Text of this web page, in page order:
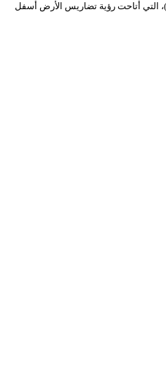
المسح بالليزر المحمولة جوًا (LiDAR)، التي أتاحت رؤية تضاريس الأرض أسفل